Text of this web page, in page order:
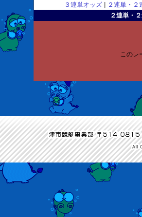
３連単オッズ| ２連単・２
２連単・
このレ